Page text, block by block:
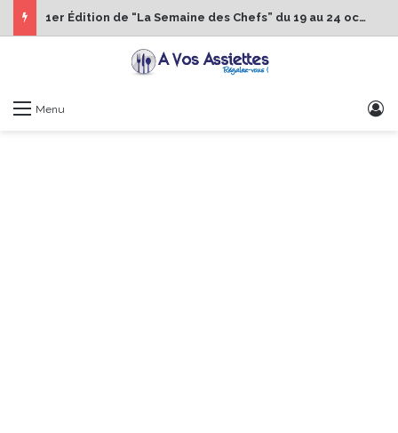
1er Édition de “La Semaine des Chefs” du 19 au 24 octobre 2026
Menu